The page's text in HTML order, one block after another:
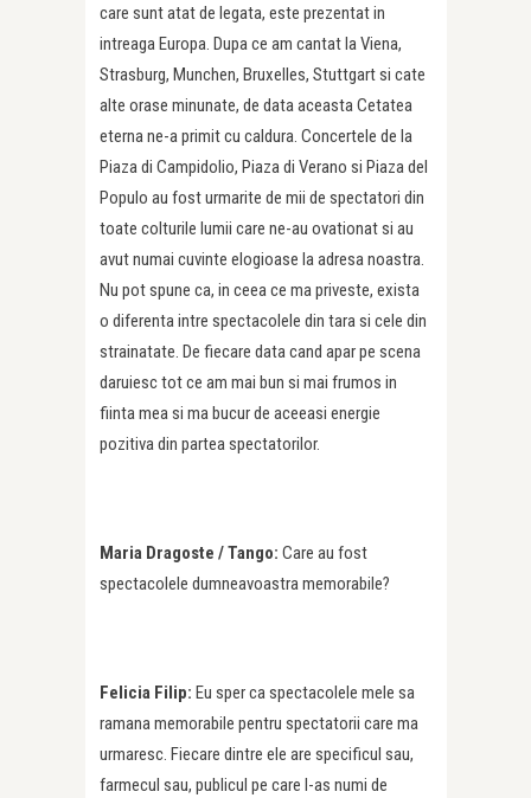
care sunt atat de legata, este prezentat in
intreaga Europa. Dupa ce am cantat la Viena,
Strasburg, Munchen, Bruxelles, Stuttgart si cate
alte orase minunate, de data aceasta Cetatea
eterna ne-a primit cu caldura. Concertele de la
Piaza di Campidolio, Piaza di Verano si Piaza del
Populo au fost urmarite de mii de spectatori din
toate colturile lumii care ne-au ovationat si au
avut numai cuvinte elogioase la adresa noastra.
Nu pot spune ca, in ceea ce ma priveste, exista
o diferenta intre spectacolele din tara si cele din
strainatate. De fiecare data cand apar pe scena
daruiesc tot ce am mai bun si mai frumos in
fiinta mea si ma bucur de aceeasi energie
pozitiva din partea spectatorilor.
Maria Dragoste / Tango: Care au fost
spectacolele dumneavoastra memorabile?
Felicia Filip: Eu sper ca spectacolele mele sa
ramana memorabile pentru spectatorii care ma
urmaresc. Fiecare dintre ele are specificul sau,
farmecul sau, publicul pe care l-as numi de